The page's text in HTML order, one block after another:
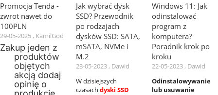
Promocja Tenda -
zwrot nawet do
100PLN
29-05-2025 , KamilGod
Zakup jeden z
produktów
objętych
akcją dodaj
opinię o
Jak wybrać dysk
SSD? Przewodnik
po rodzajach
dysków SSD: SATA,
mSATA, NVMe i
M.2
23-05-2023 , Dawid
W dzisiejszych
czasach dyski SSD
Windows 11: Jak
odinstalować
program z
komputera?
Poradnik krok po
kroku
22-05-2023 , Dawid
Odinstalowywanie
lub usuwanie